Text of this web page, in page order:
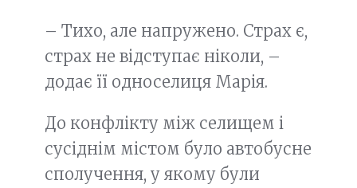
– Тихо, але напружено. Страх є,
страх не відступає ніколи, –
додає її односелиця Марія.
До конфлікту між селищем і
сусіднім містом було автобусне
сполучення, у якому були